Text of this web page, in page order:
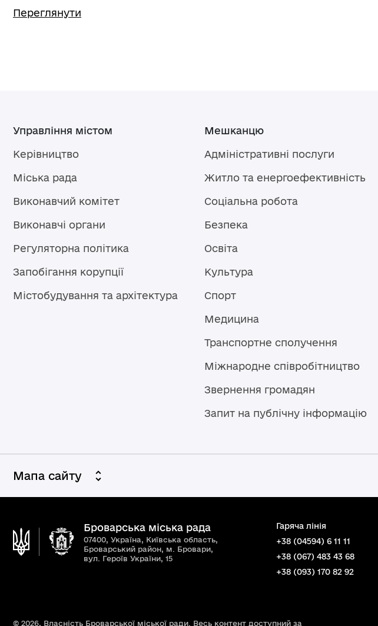
Переглянути
Управління містом
Керівництво
Міська рада
Виконавчий комітет
Виконавчі органи
Регуляторна політика
Запобігання корупції
Містобудування та архітектура
Мешканцю
Адміністративні послуги
Житло та енергоефективність
Соціальна робота
Безпека
Освіта
Культура
Спорт
Медицина
Транспортне сполучення
Міжнародне співробітництво
Звернення громадян
Запит на публічну інформацію
Мапа сайту
Броварська міська рада
07400, Україна, Київська область,
Броварський район, м. Бровари,
вул. Героїв України, 15
Гаряча лінія
+38 (04594) 6 11 11
+38 (067) 483 43 68
+38 (093) 170 82 92
© 2026, Власність Броварської міської ради. Весь контент доступний за